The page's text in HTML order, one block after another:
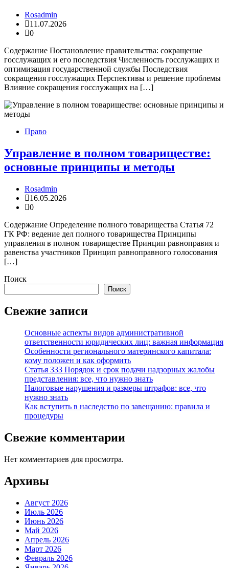
Rosadmin
11.07.2026
0
Содержание Постановление правительства: сокращение
госслужащих и его последствия Численность госслужащих и
оптимизация государственной службы Последствия
сокращения госслужащих Перспективы и решение проблемы
Влияние сокращения госслужащих на […]
Право
Управление в полном товариществе:
основные принципы и методы
Rosadmin
16.05.2026
0
Содержание Определение полного товарищества Статья 72
ГК РФ: ведение дел полного товарищества Принципы
управления в полном товариществе Принцип равноправия и
равенства участников Принцип равноправного голосования
[…]
Поиск
Поиск
Свежие записи
Основные аспекты видов административной
ответственности юридических лиц: важная информация
Особенности регионального материнского капитала:
кому положен и как оформить
Статья 333 Порядок и срок подачи надзорных жалобы
представления: все, что нужно знать
Налоговые нарушения и размеры штрафов: все, что
нужно знать
Как вступить в наследство по завещанию: правила и
процедуры
Свежие комментарии
Нет комментариев для просмотра.
Архивы
Август 2026
Июль 2026
Июнь 2026
Май 2026
Апрель 2026
Март 2026
Февраль 2026